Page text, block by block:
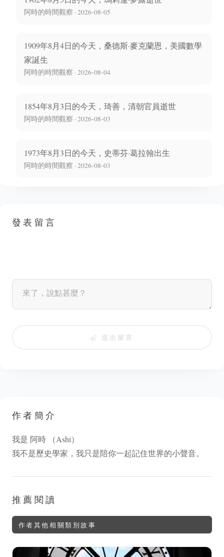
阿時的時間觀察 · 2026-08-05
1909年8月4日的今天，桑德斯·麥克蘭恩，美國數學
家誕生
阿時的時間觀察 · 2026-08-04
1854年8月3日的今天，琦善，清朝官員逝世
阿時的時間觀察 · 2026-08-03
1973年8月3日的今天，史蒂芬·葛拉翰出生
阿時的時間觀察 · 2026-08-03
發表留言
送出留言
作者簡介
我是 阿時 （Ashi）
我不是歷史學家，我只是陪你一起記住世界的小聲音。
推薦閱讀
作者其他相關類別故事